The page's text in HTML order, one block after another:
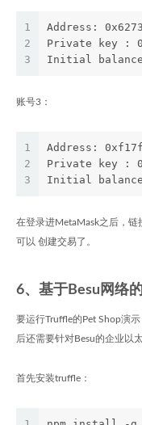
1
2
3
Address:
Private key :
Initial balance :
账号3：
1
2
3
Address:
Private key :
Initial balance :
在登录进MetaMask之后，链
可以 创建交易了。
6、基于Besu网络
要运行Truffle的Pet Shop演
后还需要针对Besu的企业以
首先安装truffle：